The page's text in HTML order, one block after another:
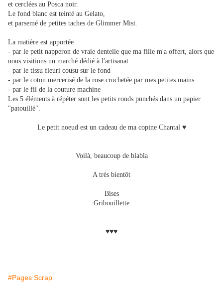
et cerclées au Posca noir.
Le fond blanc est teinté au Gelato,
et parsemé de petites taches de Glimmer Mist.
La matière est apportée
- par le petit napperon de vraie dentelle que ma fille m'a offert, alors que
nous visitions un marché dédié à l'artisanat.
- par le tissu fleuri cousu sur le fond
- par le coton mercerisé de la rose crochetée par mes petites mains.
- par le fil de la couture machine
Les 5 éléments à répéter sont les petits ronds punchés dans un papier
"patouillé".
Le petit noeud est un cadeau de ma copine Chantal ♥
Voilà, beaucoup de blabla
A très bientôt
Bises
Gribouillette
♥♥♥
#Pages Scrap